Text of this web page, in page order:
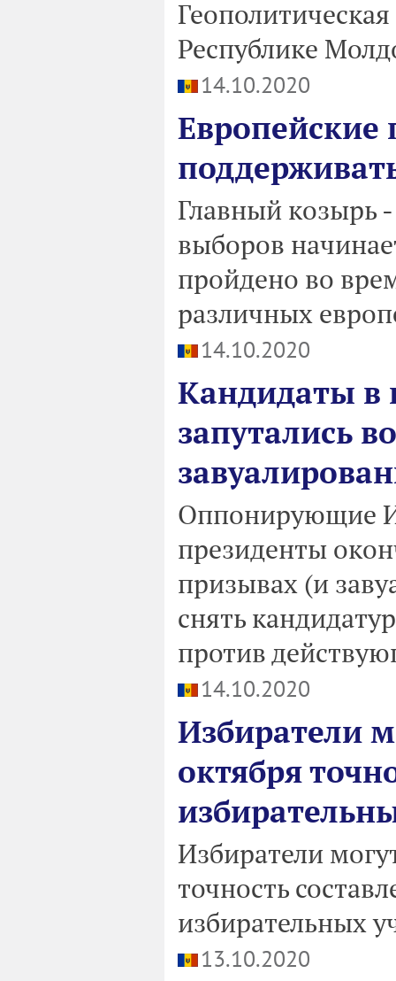
Республике
14.10.2020
Европейские
Главный козырь -
выборов
пройдено во
различных
14.10.2020
Кандидаты в
запутались
Оппонирующие
президенты
призывах (и
снять
против
14.10.2020
Избиратели
октября
Избиратели
точность
избирательных
13.10.2020